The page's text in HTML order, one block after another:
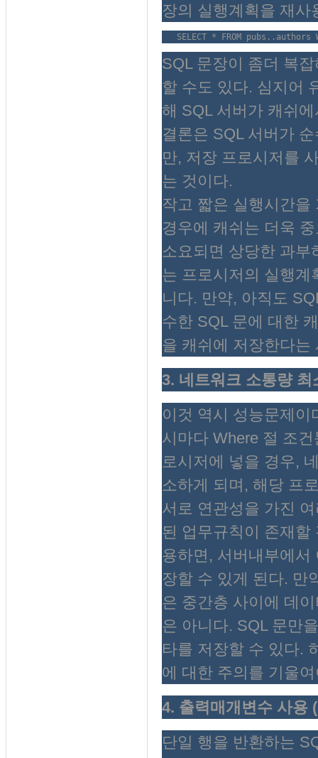
장의 실행계획을 재사
SELECT * FROM pubs..authors
SQL 문장이 좀더 복
할 수도 있다. 심지어
해 SQL 서버가 캐쉬
결론은 SQL 서버가
만, 저장 프로시저를
는 것이다.
작고 짧은 실행시간
경우에 캐쉬는 더욱
소요되면 상당한 과
는 프로시저의 실행계
니다. 만약, 아직도
수한 SQL 문에 대한
을 캐쉬에 저장한다는
3. 네트워크 소통량
이것 역시 성능문제
시마다 Where 절 조
로시저에 넣을 경우,
소하게 되며, 해당 프
서로 연관성을 가진
된 업무규칙이 존재
용하면, 서버내부에서
장할 수 있게 된다. 만
은 중간층 사이에 데
은 아니다. SQL 문만
타를 저장할 수 있다.
에 대한 주의를 기울
4. 출력매개변수 사
단일 행을 반환하는